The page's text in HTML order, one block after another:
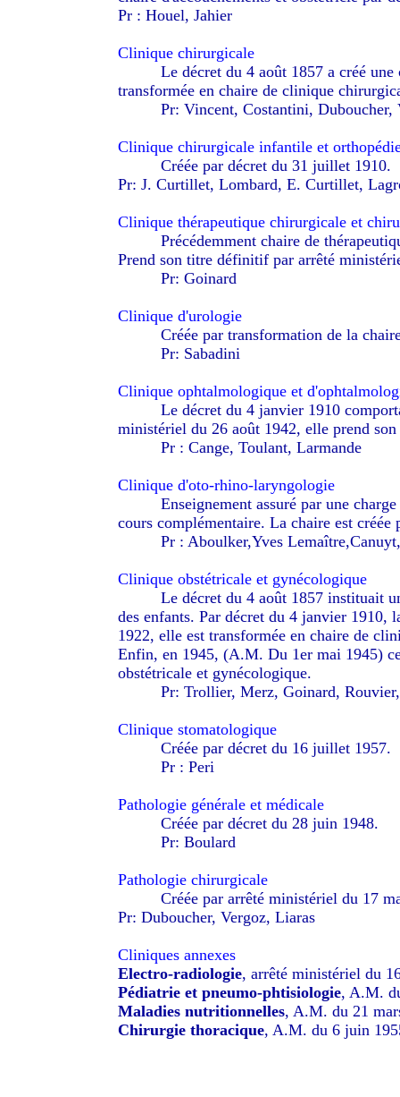
Pr : Houel, Jahier
Clinique chirurgicale
Le décret du 4 août 1857 a créé
transformée en chaire de clinique
Pr: Vincent, Costantini, Duboucher,
Clinique chirurgicale infantile et
Créée par décret du 31 juillet 1910.
Pr: J. Curtillet, Lombard, E. Curtillet,
Clinique thérapeutique chirurgicale et
Précédemment chaire de
Prend son titre définitif par arrêté
Pr: Goinard
Clinique d'urologie
Créée par transformation de la
Pr: Sabadini
Clinique ophtalmologique et
Le décret du 4 janvier 1910
ministériel du 26 août 1942, elle prend
Pr : Cange, Toulant, Larmande
Clinique d'oto-rhino-laryngologie
Enseignement assuré par une
cours complémentaire. La chaire est
Pr : Aboulker,Yves
Clinique obstétricale et gynécologique
Le décret du 4 août 1857 instituait
des enfants. Par décret du 4 janvier 1910,
1922, elle est transformée en chaire de
Enfin, en 1945, (A.M. Du 1er mai 1945)
obstétricale et gynécologique.
Pr: Trollier, Merz, Goinard,
Clinique stomatologique
Créée par décret du 16 juillet 1957.
Pr : Peri
Pathologie générale et médicale
Créée par décret du 28 juin 1948.
Pr: Boulard
Pathologie chirurgicale
Créée par arrêté ministériel du 17
Pr: Duboucher, Vergoz, Liaras
Cliniques annexes
Electro-radiologie, arrêté ministériel du
Pédiatrie et pneumo-phtisiologie, A.M.
Maladies nutritionnelles, A.M. du 21
Chirurgie thoracique, A.M. du 6 juin